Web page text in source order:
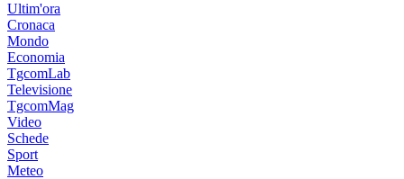
Ultim'ora
Cronaca
Mondo
Economia
TgcomLab
Televisione
TgcomMag
Video
Schede
Sport
Meteo